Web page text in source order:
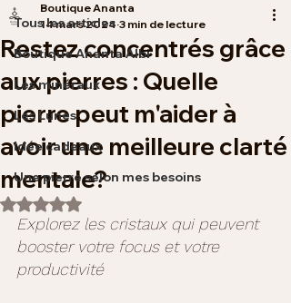
Tous les articles
Boutique Ananta Albi
Les minéraux
Les Lunes
Idée cadeaux
Une pierre selon mes besoins
Restez concentrés grâce
aux pierres : Quelle
pierre peut m'aider à
avoir une meilleure clarté
mentale?
Boutique Ananta
14 mars 2024 3 min de lecture
Noté NaN étoiles sur 5.
Explorez les cristaux qui peuvent
booster votre focus et votre
productivité